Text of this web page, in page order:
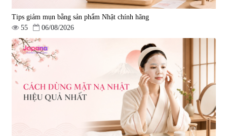
Tips giảm mụn bằng sản phẩm Nhật chính hãng
55
06/08/2026